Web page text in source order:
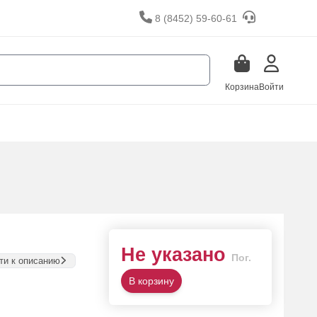
8 (8452) 59-60-61
КорзинаВойти
к описанию Не указано Пог.
В корзину